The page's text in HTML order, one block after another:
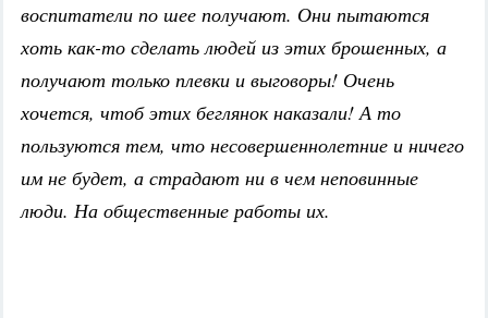
воспитатели по шее получают. Они пытаются
хоть как-то сделать людей из этих брошенных, а
получают только плевки и выговоры! Очень
хочется, чтоб этих беглянок наказали! А то
пользуются тем, что несовершеннолетние и ничего
им не будет, а страдают ни в чем неповинные
люди. На общественные работы их.